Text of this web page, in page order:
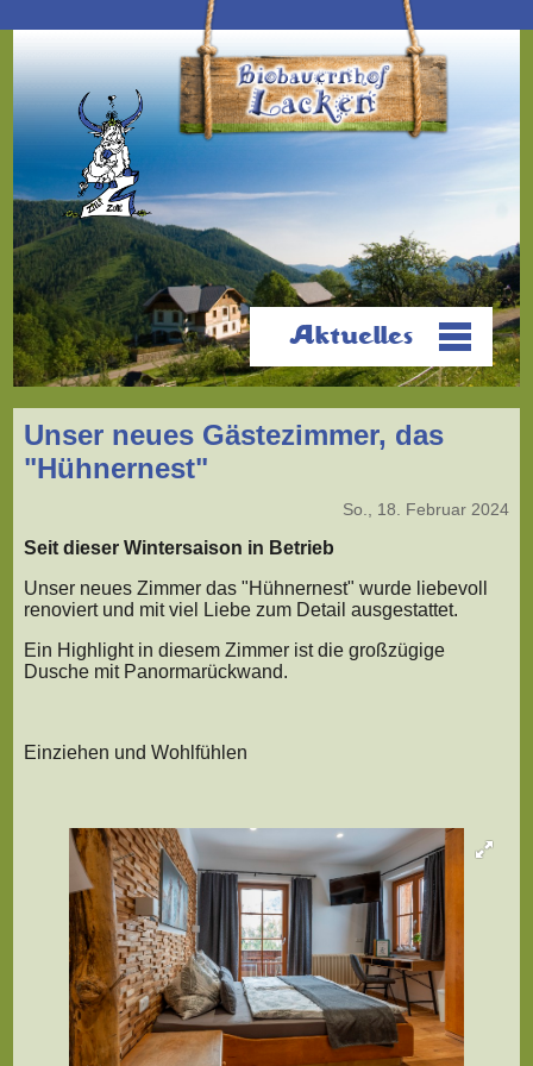
Aktuelles
Unser neues Gästezimmer, das
"Hühnernest"
So., 18. Februar 2024
Seit dieser Wintersaison in Betrieb
Unser neues Zimmer das "Hühnernest" wurde liebevoll
renoviert und mit viel Liebe zum Detail ausgestattet.
Ein Highlight in diesem Zimmer ist die großzügige
Dusche mit Panormarückwand.
Einziehen und Wohlfühlen